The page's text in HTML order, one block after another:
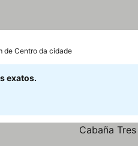
de Centro da cidade
exatos.